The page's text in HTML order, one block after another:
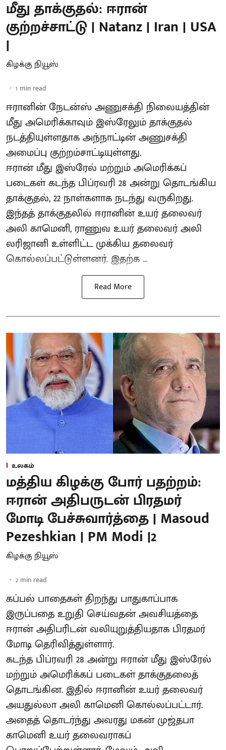
மீது தாக்குதல்: ஈரான்
குற்றச்சாட்டு | Natanz | Iran | USA
|
கிழக்கு நியூஸ்
1 min read
ஈரானின் நேடன்ஸ் அணுசக்தி நிலையத்தின்
மீது அமெரிக்காவும் இஸ்ரேலும் தாக்குதல்
நடத்தியுள்ளதாக அந்நாட்டின் அணுசக்தி
அமைப்பு குற்றம்சாட்டியுள்ளது.
ஈரான் மீது இஸ்ரேல் மற்றும் அமெரிக்கப்
படைகள் கடந்த பிப்ரவரி 28 அன்று தொடங்கிய
தாக்குதல், 22 நாள்களாக நடந்து வருகிறது.
இந்தத் தாக்குதலில் ஈரானின் உயர் தலைவர்
அலி காமெனி, ராணுவ உயர் தலைவர் அலி
லரிஜானி உள்ளிட்ட முக்கிய தலைவர்
கொல்லப்பட்டுள்ளனர். இதற்க ...
Read More
உலகம்
மத்திய கிழக்கு போர் பதற்றம்:
ஈரான் அதிபருடன் பிரதமர்
மோடி பேச்சுவார்த்தை | Masoud
Pezeshkian | PM Modi |2
கிழக்கு நியூஸ்
2 min read
கப்பல் பாதைகள் திறந்து பாதுகாப்பாக
இருப்பதை உறுதி செய்வதன் அவசியத்தை
ஈரான் அதிபரிடன் வலியுறுத்தியதாக பிரதமர்
மோடி தெரிவித்துள்ளார்.
கடந்த பிப்ரவரி 28 அன்று ஈரான் மீது இஸ்ரேல்
மற்றும் அமெரிக்கப் படைகள் தாக்குதலைத்
தொடங்கின. இதில் ஈரானின் உயர் தலைவர்
அயதுல்லா அலி காமெனி கொல்லப்பட்டார்.
அதைத் தொடர்ந்து அவரது மகன் முஜ்தபா
காமெனி உயர் தலைவராகப்